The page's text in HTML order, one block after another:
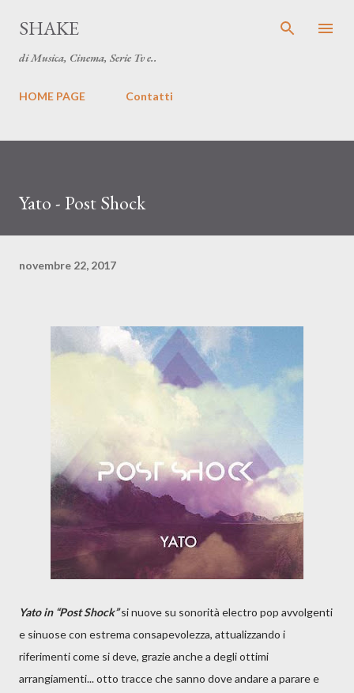
SHAKE
di Musica, Cinema, Serie Tv e..
HOME PAGE Contatti
Yato - Post Shock
novembre 22, 2017
Yato in “Post Shock”si nuove su sonorità electro pop avvolgenti
e sinuose con estrema consapevolezza, attualizzando i
riferimenti come si deve, grazie anche a degli ottimi
arrangiamenti... otto tracce che sanno dove andare a parare e